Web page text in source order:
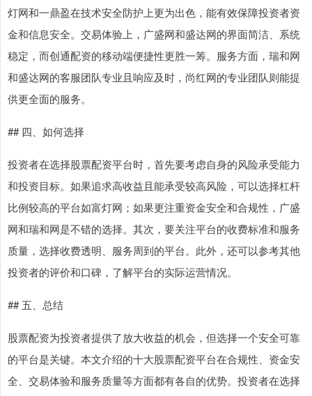
灯网和一鼎盈在技术安全防护上更为出色，能有效保障投资者资
金和信息安全。交易体验上，广盛网和盛达网的界面简洁、系统
稳定，而创通配资的移动端便捷性更胜一筹。服务方面，瑞和网
和盛达网的客服团队专业且响应及时，尚红网的专业团队则能提
供更全面的服务。
## 四、如何选择
投资者在选择股票配资平台时，首先要考虑自身的风险承受能力
和投资目标。如果追求高收益且能承受较高风险，可以选择杠杆
比例较高的平台如富灯网；如果更注重资金安全和合规性，广盛
网和瑞和网是不错的选择。其次，要关注平台的收费标准和服务
质量，选择收费透明、服务周到的平台。此外，还可以参考其他
投资者的评价和口碑，了解平台的实际运营情况。
## 五、总结
股票配资为投资者提供了放大收益的机会，但选择一个安全可靠
的平台是关键。本文介绍的十大股票配资平台在合规性、资金安
全、交易体验和服务质量等方面都有各自的优势。投资者在选择